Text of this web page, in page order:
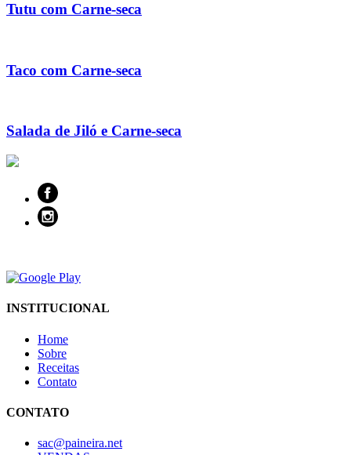
Tutu com Carne-seca
Taco com Carne-seca
Salada de Jiló e Carne-seca
INSTITUCIONAL
Home
Sobre
Receitas
Contato
CONTATO
sac@paineira.net